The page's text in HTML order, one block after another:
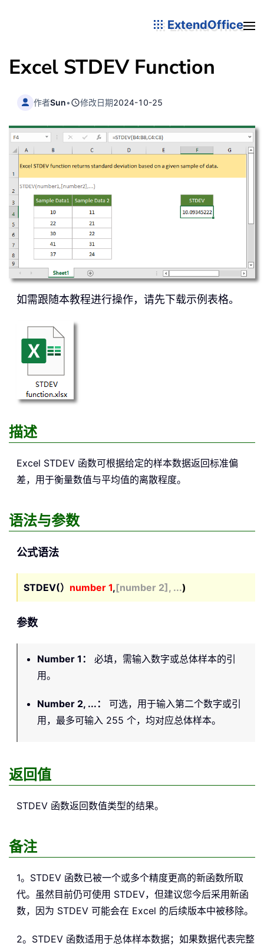
ExtendOffice
Excel STDEV Function
作者Sun• 修改日期2024-10-25
如需跟随本教程进行操作，请先下载示例表格。
描述
Excel STDEV 函数可根据给定的样本数据返回标准偏
差，用于衡量数值与平均值的离散程度。
语法与参数
公式语法
STDEV(） number 1,[number 2], ...)
参数
Number 1 ：
必填，需输入数字或总体样本的引
用。
Number 2, ...：
可选，用于输入第二个数字或引
用，最多可输入 255 个，均对应总体样本。
返回值
STDEV 函数返回数值类型的结果。
备注
1。STDEV 函数已被一个或多个精度更高的新函数所取
代。虽然目前仍可使用 STDEV，但建议您今后采用新函
数，因为 STDEV 可能会在 Excel 的后续版本中被移除。
2。STDEV 函数适用于总体样本数据；如果数据代表完整